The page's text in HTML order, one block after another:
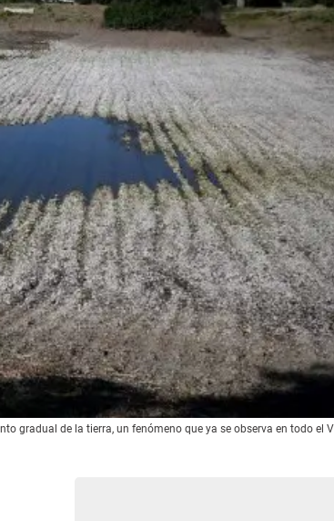
gradual de la tierra, un fenómeno que ya se observa en todo el